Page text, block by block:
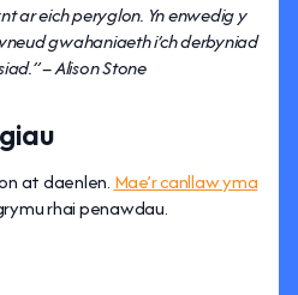
ar eich peryglon. Yn enwedig y
gwahaniaeth i’ch derbyniad
– Alison Stone
at daenlen. Mae’r canllaw yma
rhai penawdau.